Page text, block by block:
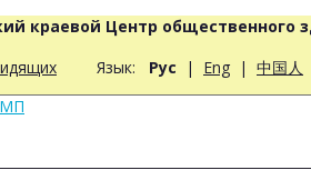
краевой Центр
Язык: Рус | Eng | 中国人